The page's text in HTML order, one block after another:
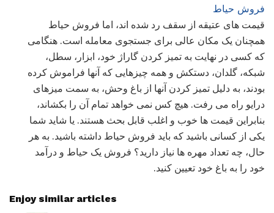
فروش حیاط
قیمت های عتیقه از سقف رد شده اند، اما فروش حیاط
همچنان یک مکان عالی برای جستجوی معامله است. هنگامی
که کسی در نهایت به تمیز کردن گاراژ خود، ابزار، سطل،
شبکه، گلدان، دستکش و همه چیزهایی که آنها فراموش کرده
بودند، به دلیل تمیز کردن آنها از باغ وحش، به سمت میزهای
درایو راه می رفت. هیچ کس نمی خواهد تمام آن را بکشاند،
بنابراین قیمت ها خوب و اغلب قابل بحث هستند. یا شاید شما
یکی از کسانی باشید که باید فروش حیاط داشته باشید. به هر
حال، چه تعداد مهره ها نیاز دارید؟ فروش یک حیاط و درآمد
خود را به باغ خود تعیین کنید.
Enjoy similar articles